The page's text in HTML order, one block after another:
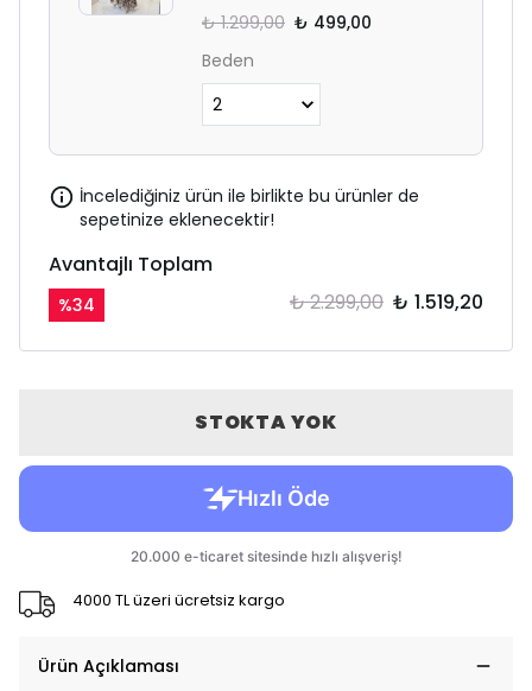
₺ 1.299,00 ₺ 499,00
Beden
İncelediğiniz ürün ile birlikte bu ürünler de
sepetinize eklenecektir!
Avantajlı Toplam
%34 ₺ 2.299,00 ₺ 1.519,20
STOKTA YOK
4000 TL üzeri ücretsiz kargo
Ürün Açıklaması